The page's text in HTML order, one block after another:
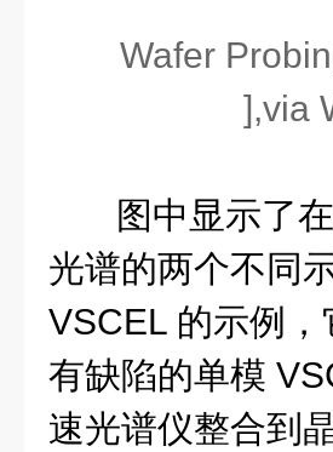
Wafer
],via
图中显示了
光谱的两个不同
VSCEL 的示例
有缺陷的单模
速光谱仪整合到